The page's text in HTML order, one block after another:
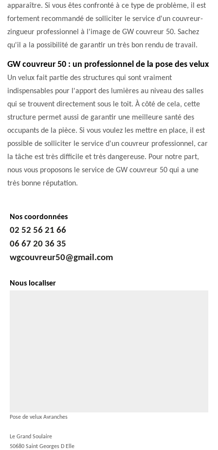
apparaître. Si vous êtes confronté à ce type de problème, il est
fortement recommandé de solliciter le service d'un couvreur-
zingueur professionnel à l'image de GW couvreur 50. Sachez
qu'il a la possibilité de garantir un très bon rendu de travail.
GW couvreur 50 : un professionnel de la pose des velux
Un velux fait partie des structures qui sont vraiment
indispensables pour l'apport des lumières au niveau des salles
qui se trouvent directement sous le toit. À côté de cela, cette
structure permet aussi de garantir une meilleure santé des
occupants de la pièce. Si vous voulez les mettre en place, il est
possible de solliciter le service d'un couvreur professionnel, car
la tâche est très difficile et très dangereuse. Pour notre part,
nous vous proposons le service de GW couvreur 50 qui a une
très bonne réputation.
Nos coordonnées
02 52 56 21 66
06 67 20 36 35
wgcouvreur50@gmail.com
Nous localiser
Pose de velux Avranches
Le Grand Soulaire
50680 Saint Georges D Elle